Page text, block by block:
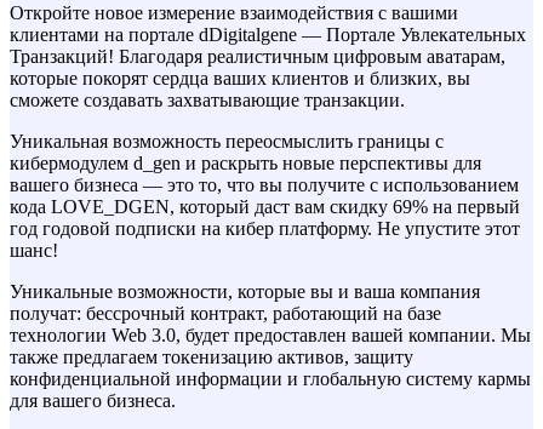
Откройте новое измерение взаимодействия с вашими
клиентами на портале dDigitalgene — Портале Увлекательных
Транзакций! Благодаря реалистичным цифровым аватарам,
которые покорят сердца ваших клиентов и близких, вы
сможете создавать захватывающие транзакции.
Уникальная возможность переосмыслить границы с
кибермодулем d_gen и раскрыть новые перспективы для
вашего бизнеса — это то, что вы получите с использованием
кода LOVE_DGEN, который даст вам скидку 69% на первый
год годовой подписки на кибер платформу. Не упустите этот
шанс!
Уникальные возможности, которые вы и ваша компания
получат: бессрочный контракт, работающий на базе
технологии Web 3.0, будет предоставлен вашей компании. Мы
также предлагаем токенизацию активов, защиту
конфиденциальной информации и глобальную систему кармы
для вашего бизнеса.